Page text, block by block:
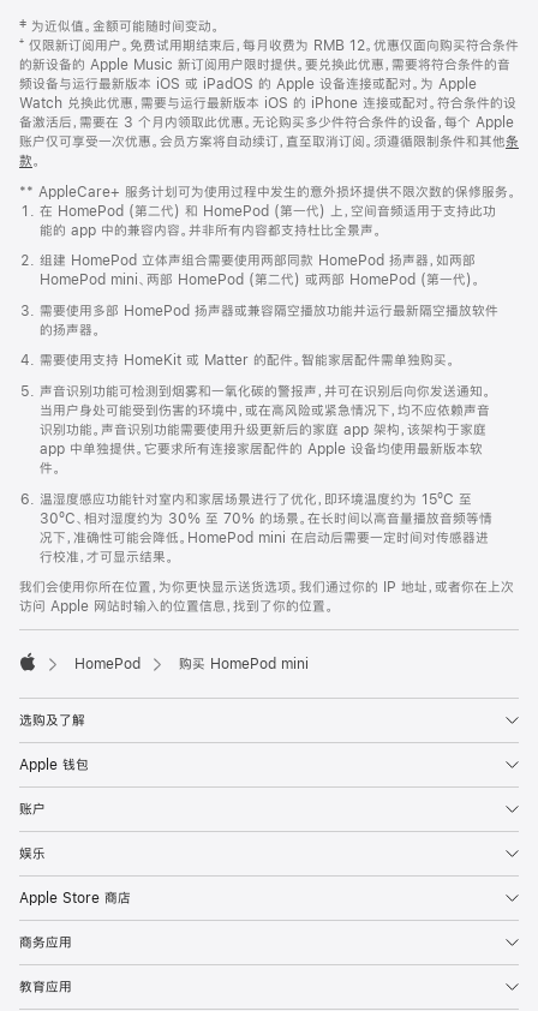
页
页
脚
注
‡ 为近似值。金额可能随时间变动。
⁺ 仅限新订阅用户。免费试用期结束后，每月收费为 RMB 12。优惠仅面向购买符合条件
的新设备的 Apple Music 新订阅用户限时提供。要兑换此优惠，需要将符合条件的音
频设备与运行最新版本 iOS 或 iPadOS 的 Apple 设备连接或配对。为 Apple
Watch 兑换此优惠，需要与运行最新版本 iOS 的 iPhone 连接或配对。符合条件的设
备激活后，需要在 3 个月内领取此优惠。无论购买多少件符合条件的设备，每个 Apple
账户仅可享受一次优惠。会员方案将自动续订，直至取消订阅。须遵循限制条件和其他条
款。
窗
口
中
打
开)
** AppleCare+ 服务计划可为使用过程中发生的意外损坏提供不限次数的保修服务。
在 HomePod (第二代) 和 HomePod (第一代) 上，空间音频适用于支持此功
能的 app 中的兼容内容。并非所有内容都支持杜比全景声。
组建 HomePod 立体声组合需要使用两部同款 HomePod 扬声器，如两部
HomePod mini、两部 HomePod (第二代) 或两部 HomePod (第一代)。
需要使用多部 HomePod 扬声器或兼容隔空播放功能并运行最新隔空播放软件
的扬声器。
需要使用支持 HomeKit 或 Matter 的配件。智能家居配件需单独购买。
声音识别功能可检测到烟雾和一氧化碳的警报声，并可在识别后向你发送通知。
当用户身处可能受到伤害的环境中，或在高风险或紧急情况下，均不应依赖声音
识别功能。声音识别功能需要使用升级更新后的家庭 app 架构，该架构于家庭
app 中单独提供。它要求所有连接家居配件的 Apple 设备均使用最新版本软
件。
温湿度感应功能针对室内和家居场景进行了优化，即环境温度约为 15ºC 至
30ºC、相对湿度约为 30% 至 70% 的场景。在长时间以高音量播放音频等情
况下，准确性可能会降低。HomePod mini 在启动后需要一定时间对传感器进
行校准，才可显示结果。
我们会使用你所在位置，为你更快显示送货选项。我们通过你的 IP 地址，或者你在上次
访问 Apple 网站时输入的位置信息，找到了你的位置。
HomePod 购买 HomePod mini
选购及了解
Apple 钱包
账户
娱乐
Apple Store 商店
商务应用
教育应用